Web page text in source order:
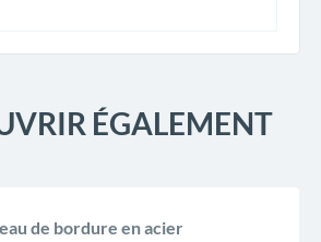
ÉGALEMENT
de bordure en acier